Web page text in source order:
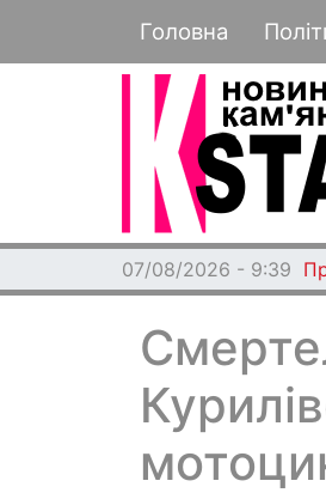
Основная
Головна
07/08/2026 - 9:39